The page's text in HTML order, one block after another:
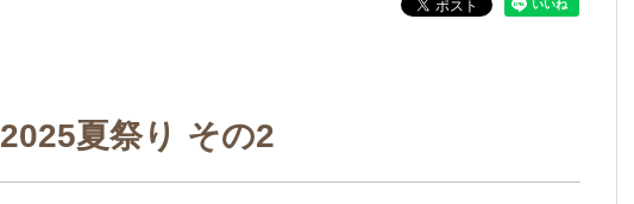
2025夏祭り その2